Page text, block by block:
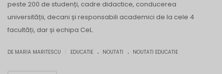
peste 200 de studenți, cadre didactice, conducerea
universității, decani și responsabili academici de la cele 4
facultăți, dar și echipa CeL.
DE MARIA MARITESCU EDUCATIE . NOUTATI . NOUTATI EDUCATIE